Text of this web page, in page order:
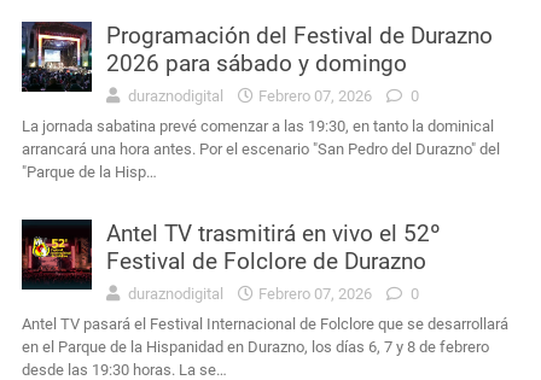
Programación del Festival de Durazno
2026 para sábado y domingo
duraznodigital Febrero 07, 2026
0
La jornada sabatina prevé comenzar a las 19:30, en tanto la dominical
arrancará una hora antes. Por el escenario "San Pedro del Durazno" del
"Parque de la Hisp…
Antel TV trasmitirá en vivo el 52º
Festival de Folclore de Durazno
duraznodigital Febrero 07, 2026
0
Antel TV pasará el Festival Internacional de Folclore que se desarrollará
en el Parque de la Hispanidad en Durazno, los días 6, 7 y 8 de febrero
desde las 19:30 horas. La se…